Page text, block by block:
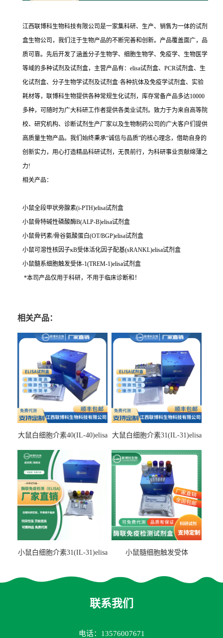
江西联博科生物科技有限公司是一家集科研、生产、销售为一体的试剂
盒生物公司，我们注于生物产品的不断完善和创新。产品覆盖面广，品
质可靠。先后开发了涵盖分子生物学、细胞生物学、免疫学、生物医学
等域的多种试剂及试剂盒，主营产品有：elisa试剂盒、PCR试剂盒、生
化试剂盒、分子生物学试剂及试剂盒·各种抗体及免疫学试剂盒、实验
耗材等，联博科生物提供各种常规生化试剂，库存常备产品多达10000
多种，可随时为广大科研工作者提供各类业试剂。致力于为来自高等院
校、研究机构、诊断试剂生产厂家以及生物制药公司的广大客户们提供
高质量生物产品。我们始终秉承“诚信与品质”的核心理念，借助自身的
创新实力，用心打造精品科研试剂，无畏前行，为科研事业贡献绵薄之
力!
相关产品：
小鼠全段甲状旁腺素(i-PTH)elisa试剂盒
小鼠骨特碱性磷酸酶B(ALP-B)elisa试剂盒
小鼠骨钙素/骨谷氨酸蛋白(OT/BGP)elisa试剂盒
小鼠可溶性核因子κB受体活化因子配基(sRANKL)elisa试剂盒
小鼠髓系细胞触发受体-1(TREM-1)elisa试剂盒
*本司产品仅用于科研，不用于临床诊断和！
相关产品：
大鼠白细胞介素40(IL-40)elisa
大鼠白细胞介素31(IL-31)elisa
小鼠白细胞介素31(IL-31)elisa
小鼠髓细胞触发受体
联系我们
电话：13576007671